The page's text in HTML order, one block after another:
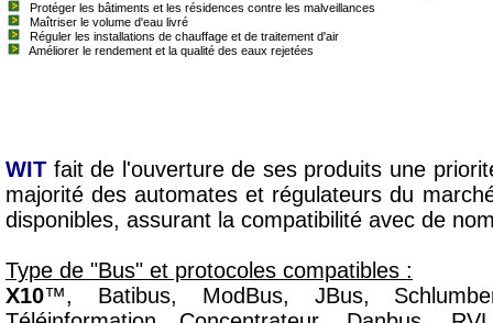
Protéger les bâtiments et les résidences contre les malveillances
Maîtriser le volume d'eau livré
Réguler les installations de chauffage et de traitement d'air
Améliorer le rendement et la qualité des eaux rejetées
WIT fait de l'ouverture de ses produits une
majorité des automates et régulateurs du
disponibles, assurant la compatibilité avec de
Type de "Bus" et protocoles compatibles :
X10™, Batibus, ModBus, JBus,